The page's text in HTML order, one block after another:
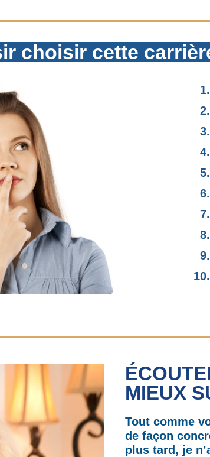
choisir cette
MIEUX
Tout comme
de façon
plus tard, je